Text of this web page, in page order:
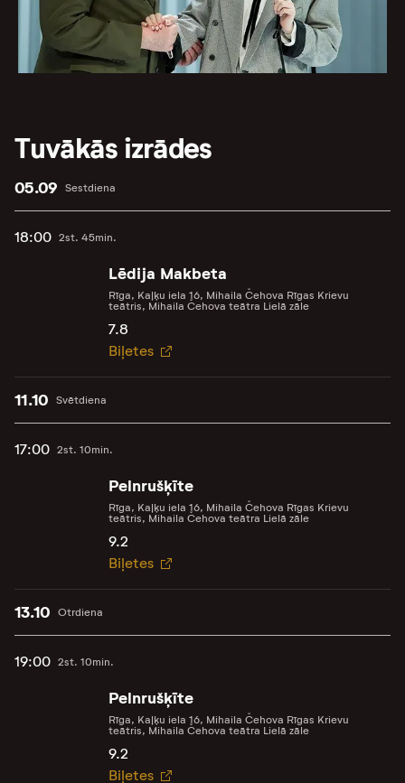
Tuvākās izrādes
Sestdiena
05.09
18:00 2st. 45min.
Lēdija Makbeta
Rīga, Kaļķu iela 16, Mihaila Čehova Rīgas Krievu
teātris, Mihaila Čehova teātra Lielā zāle
7.8
Biļetes
Svētdiena
11.10
17:00 2st. 10min.
Pelnrušķīte
Rīga, Kaļķu iela 16, Mihaila Čehova Rīgas Krievu
teātris, Mihaila Čehova teātra Lielā zāle
9.2
Biļetes
Otrdiena
13.10
19:00 2st. 10min.
Pelnrušķīte
Rīga, Kaļķu iela 16, Mihaila Čehova Rīgas Krievu
teātris, Mihaila Čehova teātra Lielā zāle
9.2
Biļetes